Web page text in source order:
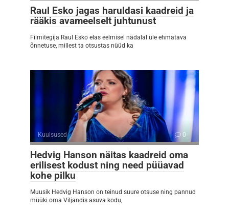
Raul Esko jagas haruldasi kaadreid ja
rääkis avameelselt juhtunust
Filmitegija Raul Esko elas eelmisel nädalal üle ehmatava
õnnetuse, millest ta otsustas nüüd ka
Kuulsused 0
Hedvig Hanson näitas kaadreid oma
erilisest kodust ning need püüavad
kohe pilku
Muusik Hedvig Hanson on teinud suure otsuse ning pannud
müüki oma Viljandis asuva kodu,